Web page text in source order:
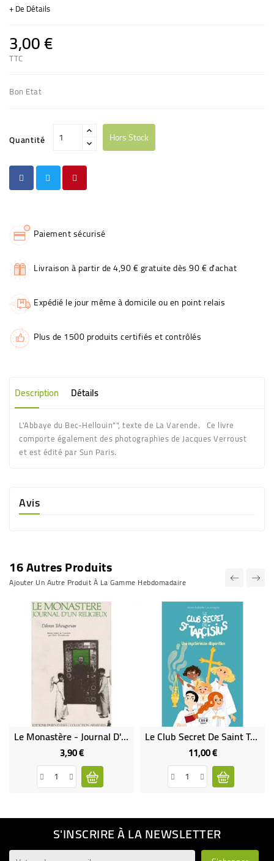
+ De Détails
3,00 €
TTC
Bon Etat
Quantité Hors Stock
Paiement sécurisé
Livraison à partir de 4,90 € gratuite dès 90 € d'achat
Expédié le jour même à domicile ou en point relais
Plus de 1500 produits certifiés et contrôlés
Description Détails
L'Abbaye du Bec-Hellouin"", texte de La Varende. Ce livre
comporte également des photographies de Jacques Verroust
et est édité par Sun Paris.
Avis
16 Autres Produits
Ajouter Un Autre Produit À La Gamme Hebdomadaire
Le Monastère - Journal D'Un Religieux (Occasion)
3,90 €Prix
Le Club Secret De Saint Tarcisius
11,00 €Prix
S'INSCRIRE À LA NEWSLETTER